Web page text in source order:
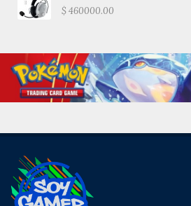
$ 460000.00